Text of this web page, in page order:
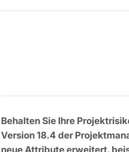
Behalten Sie Ihre
Version 18.4 der